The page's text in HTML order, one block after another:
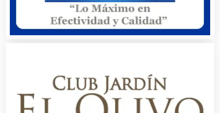
Autopartes Eléctricas
Balnearios